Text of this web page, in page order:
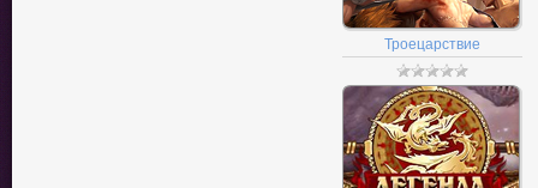
Троецарствие